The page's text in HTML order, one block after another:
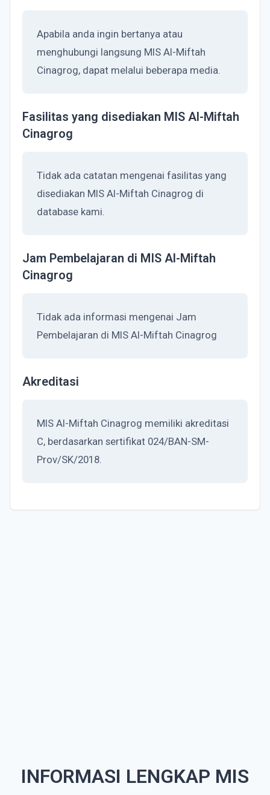
Apabila anda ingin bertanya atau
menghubungi langsung MIS Al-Miftah
Cinagrog, dapat melalui beberapa media.
Fasilitas yang disediakan MIS Al-Miftah
Cinagrog
Tidak ada catatan mengenai fasilitas yang
disediakan MIS Al-Miftah Cinagrog di
database kami.
Jam Pembelajaran di MIS Al-Miftah
Cinagrog
Tidak ada informasi mengenai Jam
Pembelajaran di MIS Al-Miftah Cinagrog
Akreditasi
MIS Al-Miftah Cinagrog memiliki akreditasi
C, berdasarkan sertifikat 024/BAN-SM-
Prov/SK/2018.
INFORMASI LENGKAP MIS